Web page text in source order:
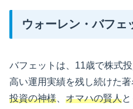
ウォーレン・バフェ
バフェットは、11歳で株式
高い運用実績を残し続けた
投資の神様
オマハの賢人